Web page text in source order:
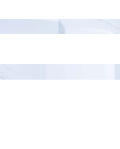
Вскрытие фурункула
Интимная пластика
Инъекция ботокса